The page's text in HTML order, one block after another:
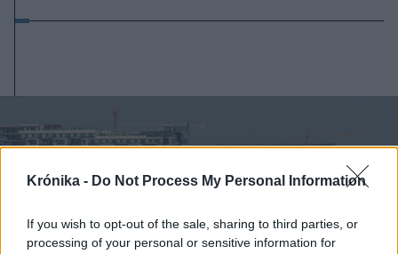
Krónika - Do Not Process My Personal Information
If you wish to opt-out of the sale, sharing to third parties, or
processing of your personal or sensitive information for